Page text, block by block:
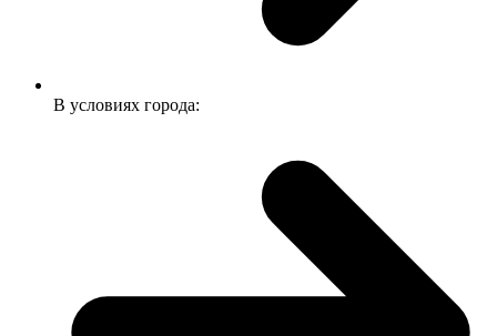
В условиях города: